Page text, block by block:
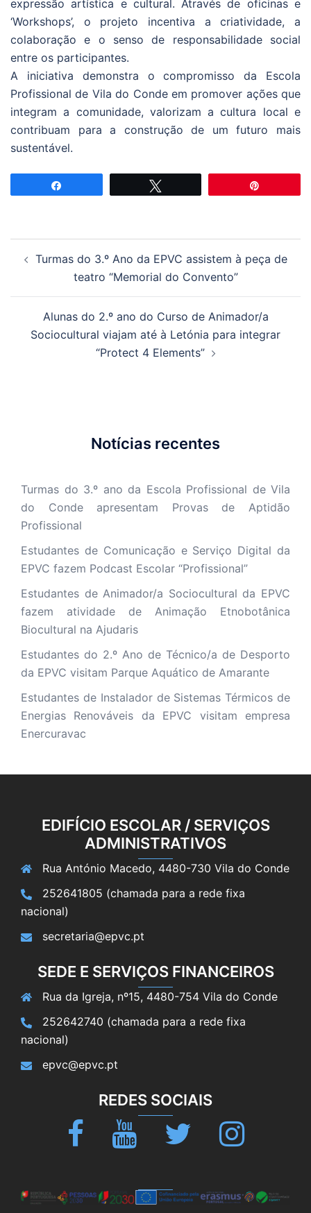
expressão artística e cultural. Através de oficinas e
‘Workshops’, o projeto incentiva a criatividade, a
colaboração e o senso de responsabilidade social
entre os participantes.
A iniciativa demonstra o compromisso da Escola
Profissional de Vila do Conde em promover ações que
integram a comunidade, valorizam a cultura local e
contribuam para a construção de um futuro mais
sustentável.
de Turmas do 3.º Ano da EPVC assistem à peça de
teatro “Memorial do Convento”
Alunas do 2.º ano do Curso de Animador/a
Sociocultural viajam até à Letónia para integrar
“Protect 4 Elements”
Notícias recentes
Turmas do 3.º ano da Escola Profissional de Vila
do Conde apresentam Provas de Aptidão
Profissional
Estudantes de Comunicação e Serviço Digital da
EPVC fazem Podcast Escolar “Profissional”
Estudantes de Animador/a Sociocultural da EPVC
fazem atividade de Animação Etnobotânica
Biocultural na Ajudaris
Estudantes do 2.º Ano de Técnico/a de Desporto
da EPVC visitam Parque Aquático de Amarante
Estudantes de Instalador de Sistemas Térmicos de
Energias Renováveis da EPVC visitam empresa
Enercuravac
EDIFÍCIO ESCOLAR / SERVIÇOS
ADMINISTRATIVOS
Rua António Macedo, 4480-730 Vila do Conde
252641805 (chamada para a rede fixa
nacional)
secretaria@epvc.pt
SEDE E SERVIÇOS FINANCEIROS
Rua da Igreja, nº15, 4480-754 Vila do Conde
252642740 (chamada para a rede fixa
nacional)
epvc@epvc.pt
REDES SOCIAIS
Facebook Youtube Twitter Instagram